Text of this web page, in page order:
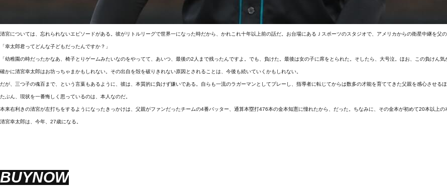
清宮については、忘れられないエピソードがある。彼がリトルリーグで世界一になった時だから、かれこれ十年以上前の話だ。お台場にあるＪスポーツのスタジオで、アメリカからの衛星中継を父
「幸太郎君ってどんな子どもだったんですか？」
「幼稚園の時だったかなあ、椅子とりゲームみたいなのをやってて、あいつ、最後の2人まで残ったんですよ。でも、負けた。最後は女の子に席をとられた。そしたら、大号泣。ほお、この負けん
確かに清宮幸太郎はお坊っちゃまかもしれない。その出自を殻を破りきれない原因とされることは、今後も続いていくかもしれない。
だが、三つ子の魂百まで、という言葉もあるように、彼は、本質的に負けず嫌いである。自らも一流のラガーマンとしてプレーし、指導者に転じてからは数多の才能を育ててきた父親を感心させるほ
たぶん、現状を一番悔しく思っているのは、本人なのだ。
本来右利きの清宮が左打ちをするようになったきっかけは、父親がファンだったチームの4番バッター、通算本塁打476本の金本知憲に憧れたから、だった。ちなみに、その金本が初めて20本以上
清宮幸太郎は、今年、27歳になる。
BUYNOW